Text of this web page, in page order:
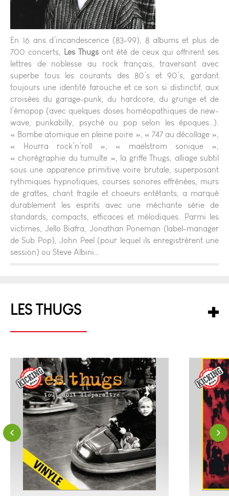
En 16 ans d’incandescence (83-99), 8 albums et plus de
700 concerts, Les Thugs ont été de ceux qui offrirent ses
lettres de noblesse au rock français, traversant avec
superbe tous les courants des 80’s et 90’s, gardant
toujours une identité farouche et ce son si distinctif, aux
croisées du garage-punk, du hardcore, du grunge et de
l’émopop (avec quelques doses homéopathiques de new-
wave, punkabilly, psyché ou pop selon les époques…).
« Bombe atomique en pleine poire », « 747 au décollage »,
« Hourra rock’n’roll », « maëlstrom sonique »,
« chorégraphie du tumulte », la griffe Thugs, alliage subtil
sous une apparence primitive voire brutale, superposant
rythmiques hypnotiques, courses sonores effrénées, murs
de grattes, chant fragile et choeurs entêtants, a marqué
durablement les esprits avec une méchante série de
standards, compacts, efficaces et mélodiques. Parmi les
victimes, Jello Biafra, Jonathan Poneman (label-manager
de Sub Pop), John Peel (pour lequel ils enregistrèrent une
session) ou Steve Albini…
LES THUGS